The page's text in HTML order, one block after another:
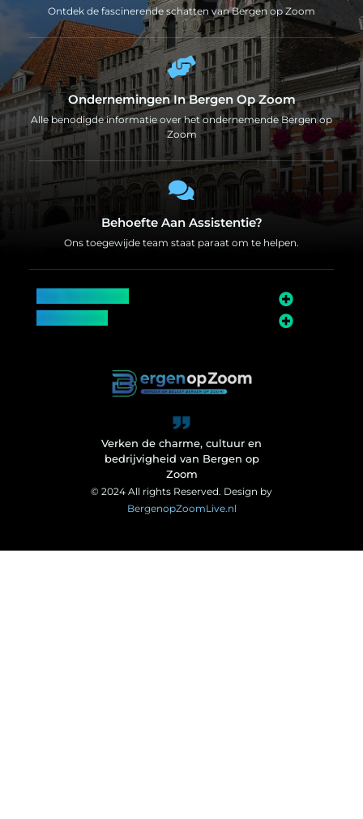
Ontdek de fascinerende schatten van Bergen op Zoom
Ondernemingen In Bergen Op Zoom
Alle benodigde informatie over het ondernemende Bergen op
Zoom
Behoefte Aan Assistentie?
Ons toegewijde team staat paraat om te helpen.
Verken de charme, cultuur en
bedrijvigheid van Bergen op
Zoom
© 2024 All rights Reserved. Design by
BergenopZoomLive.nl